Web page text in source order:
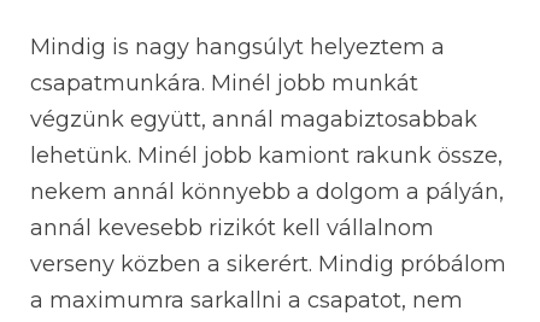
Mindig is nagy hangsúlyt helyeztem a
csapatmunkára. Minél jobb munkát
végzünk együtt, annál magabiztosabbak
lehetünk. Minél jobb kamiont rakunk össze,
nekem annál könnyebb a dolgom a pályán,
annál kevesebb rizikót kell vállalnom
verseny közben a sikerért. Mindig próbálom
a maximumra sarkallni a csapatot, nem